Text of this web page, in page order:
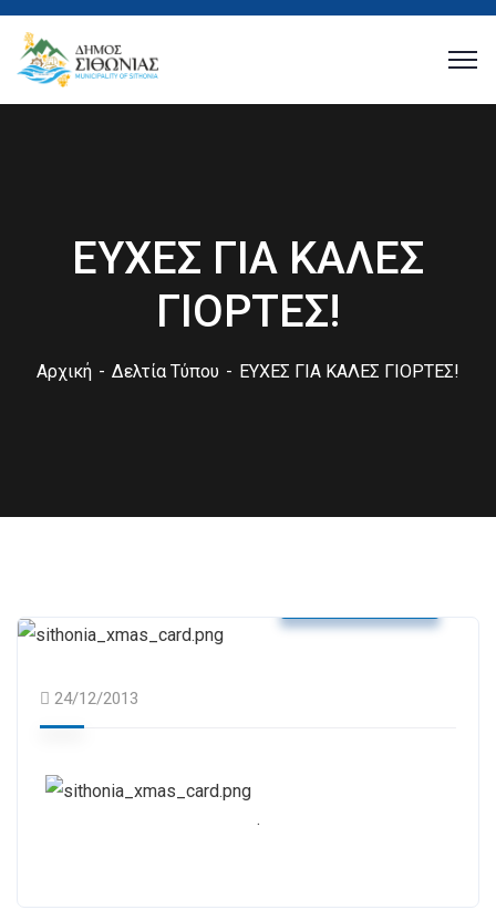
ΕΥΧΕΣ ΓΙΑ ΚΑΛΕΣ
ΓΙΟΡΤΕΣ!
Αρχική Δελτία Τύπου ΕΥΧΕΣ ΓΙΑ ΚΑΛΕΣ ΓΙΟΡΤΕΣ!
24/12/2013
.